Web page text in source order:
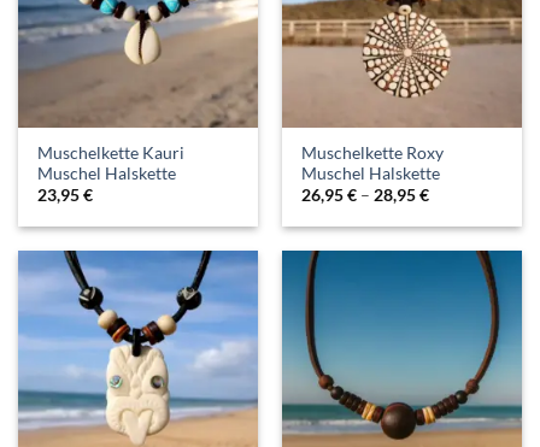
Muschelkette Kauri
Muschel Halskette
23,95€
Muschelkette Roxy
Muschel Halskette
26,95€ – 28,95€